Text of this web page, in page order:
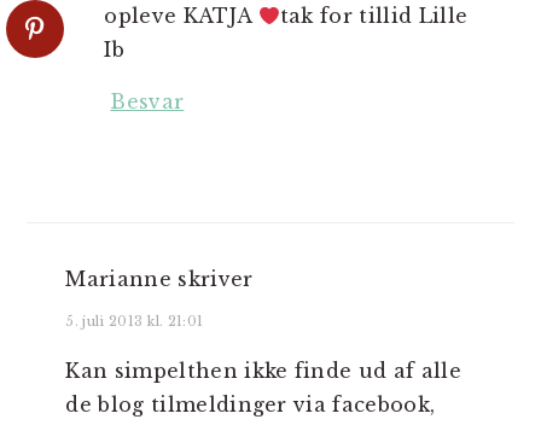
opleve KATJA
tak for tillid Lille
Ib
Besvar
Marianne skriver
5. juli 2013 kl. 21:01
Kan simpelthen ikke finde ud af alle
de blog tilmeldinger via facebook,